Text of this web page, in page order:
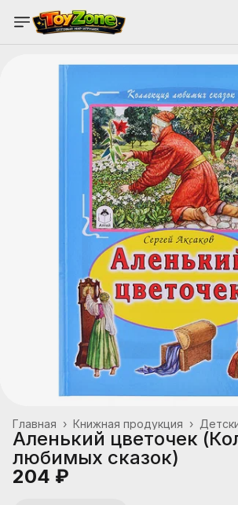
Книжная продукция ›
Главная ›
Аленький цветочек
любимых сказок)
204 ₽